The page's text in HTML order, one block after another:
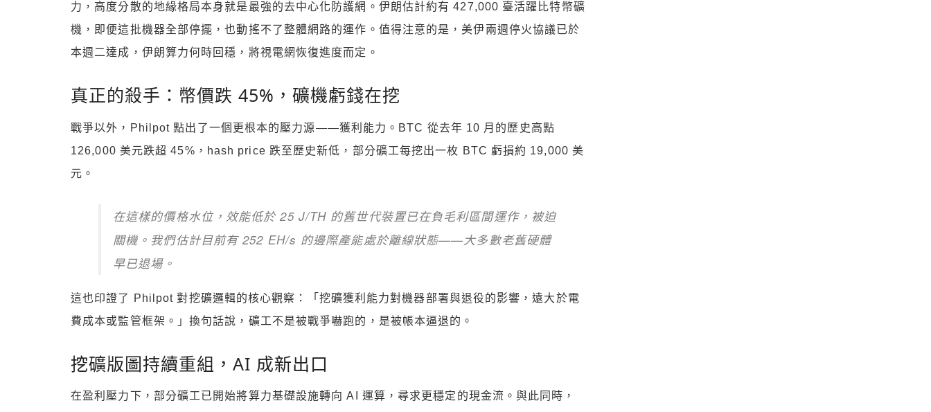
力，高度分散的地緣格局本身就是最強的去中心化防護網。伊朗估計約有 427,000 臺活躍比特幣礦
機，即便這批機器全部停擺，也動搖不了整體網路的運作。值得注意的是，美伊兩週停火協議已於
本週二達成，伊朗算力何時回穩，將視電網恢復進度而定。
真正的殺手：幣價跌 45%，礦機虧錢在挖
戰爭以外，Philpot 點出了一個更根本的壓力源——獲利能力。BTC 從去年 10 月的歷史高點
126,000 美元跌超 45%，hash price 跌至歷史新低，部分礦工每挖出一枚 BTC 虧損約 19,000 美
元。
在這樣的價格水位，效能低於 25 J/TH 的舊世代裝置已在負毛利區間運作，被迫
關機。我們估計目前有 252 EH/s 的邊際產能處於離線狀態——大多數老舊硬體
早已退場。
這也印證了 Philpot 對挖礦邏輯的核心觀察：「挖礦獲利能力對機器部署與退役的影響，遠大於電
費成本或監管框架。」換句話說，礦工不是被戰爭嚇跑的，是被帳本逼退的。
挖礦版圖持續重組，AI 成新出口
在盈利壓力下，部分礦工已開始將算力基礎設施轉向 AI 運算，尋求更穩定的現金流。與此同時，